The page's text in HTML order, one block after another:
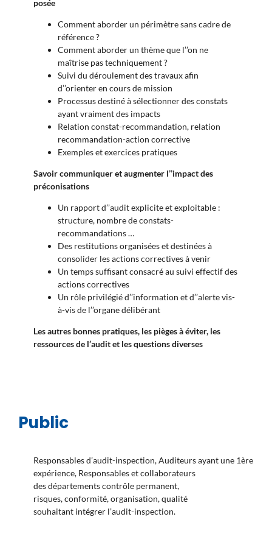
posée
Comment aborder un périmètre sans cadre de
référence ?
Comment aborder un thème que l’’on ne
maîtrise pas techniquement ?
Suivi du déroulement des travaux afin
d’’orienter en cours de mission
Processus destiné à sélectionner des constats
ayant vraiment des impacts
Relation constat-recommandation, relation
recommandation-action corrective
Exemples et exercices pratiques
Savoir communiquer et augmenter l’’impact des
préconisations
Un rapport d’’audit explicite et exploitable :
structure, nombre de constats-
recommandations …
Des restitutions organisées et destinées à
consolider les actions correctives à venir
Un temps suffisant consacré au suivi effectif des
actions correctives
Un rôle privilégié d’’information et d’’alerte vis-
à-vis de l’’organe délibérant
Les autres bonnes pratiques, les pièges à éviter, les
ressources de l’audit et les questions diverses
Public
Responsables d’audit-inspection, Auditeurs ayant une 1ère
expérience, Responsables et collaborateurs
des départements contrôle permanent,
risques, conformité, organisation, qualité
souhaitant intégrer l’audit-inspection.